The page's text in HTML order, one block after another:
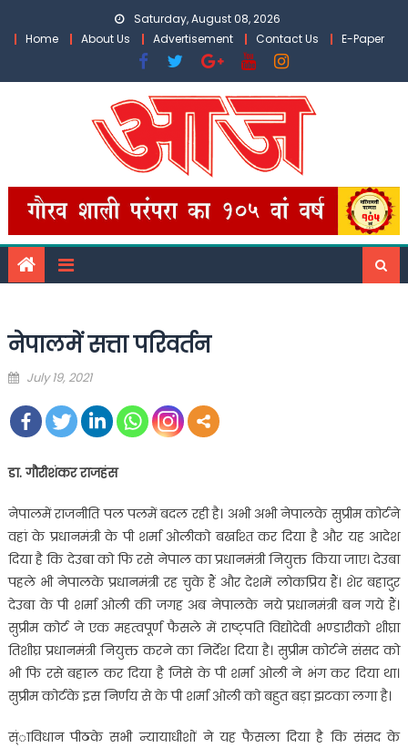
Saturday, August 08, 2026
Home
About Us Advertisement Contact Us E-Paper
नेपालमें सत्ता परिवर्तन
Posted
July 19, 2021
डा. गौरीशंकर राजहंस
नेपालमें राजनीति पल पलमें बदल रही है। अभी अभी नेपालके सुप्रीम कोर्टने
वहां के प्रधानमंत्री के पी शर्मा ओलीको बर्खाश्त कर दिया है और यह आदेश
दिया है कि देउबा को फि रसे नेपाल का प्रधानमंत्री नियुक्त किया जाए। देउबा
पहले भी नेपालके प्रधानमंत्री रह चुके हैं और देशमें लोकप्रिय हैं। शेर बहादुर
देउबा के पी शर्मा ओली की जगह अब नेपालके नये प्रधानमंत्री बन गये हैं।
सुप्रीम कोर्ट ने एक महत्वपूर्ण फैसले में राष्ट्पति विद्योदेवी भण्डारीको शीघ्रा
तिशीघ्र प्रधानमंत्री नियुक्त करने का निर्देश दिया है। सुप्रीम कोर्टने संसद को
भी फि रसे बहाल कर दिया है जिसे के पी शर्मा ओली ने भंग कर दिया था।
सुप्रीम कोर्टके इस निर्णय से के पी शर्मा ओली को बहुत बड़ा झटका लगा है।
स्ंाविधान पीठके सभी न्यायाधीशों ने यह फैसला दिया है कि संसद के